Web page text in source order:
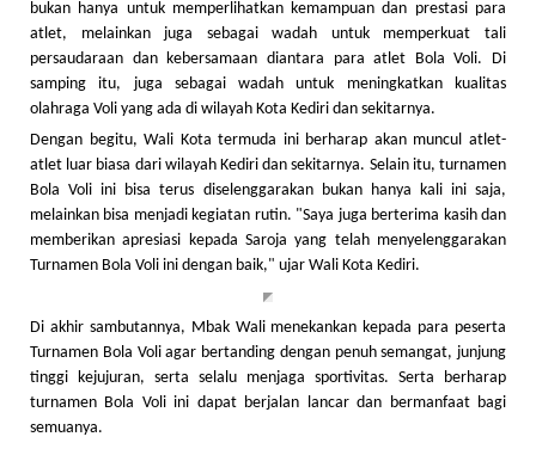
bukan hanya untuk memperlihatkan kemampuan dan prestasi para
atlet, melainkan juga sebagai wadah untuk memperkuat tali
persaudaraan dan kebersamaan diantara para atlet Bola Voli. Di
samping itu, juga sebagai wadah untuk meningkatkan kualitas
olahraga Voli yang ada di wilayah Kota Kediri dan sekitarnya.
Dengan begitu, Wali Kota termuda ini berharap akan muncul atlet-
atlet luar biasa dari wilayah Kediri dan sekitarnya. Selain itu, turnamen
Bola Voli ini bisa terus diselenggarakan bukan hanya kali ini saja,
melainkan bisa menjadi kegiatan rutin. "Saya juga berterima kasih dan
memberikan apresiasi kepada Saroja yang telah menyelenggarakan
Turnamen Bola Voli ini dengan baik," ujar Wali Kota Kediri.
Di akhir sambutannya, Mbak Wali menekankan kepada para peserta
Turnamen Bola Voli agar bertanding dengan penuh semangat, junjung
tinggi kejujuran, serta selalu menjaga sportivitas. Serta berharap
turnamen Bola Voli ini dapat berjalan lancar dan bermanfaat bagi
semuanya.